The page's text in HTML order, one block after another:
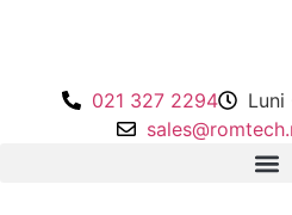
021 327 2294
Luni